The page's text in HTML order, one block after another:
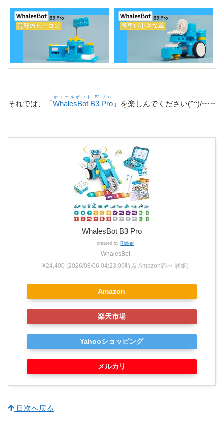
それでは、「WhalesBot B3 Pro
ホエールボット B3 プロ
」を楽しんでください(^^)/~~~
WhalesBot B3 Pro
created by Rinker
WhalesBot
¥24,400 (2026/08/06 04:23:09時点 Amazon調べ-詳細)
Amazon
楽天市場
Yahooショッピング
メルカリ
目次へ戻る